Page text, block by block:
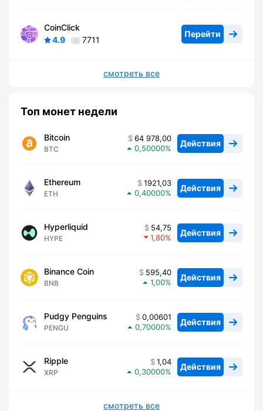
CoinClick
4.9
7711
Перейти
смотреть все
Топ монет недели
Bitcoin
BTC
64 978,00
0,50000
Действия
Ethereum
ETH
1921,03
0,40000
Действия
Hyperliquid
HYPE
54,75
1,80
Действия
Binance Coin
BNB
595,40
1,00
Действия
Pudgy Penguins
PENGU
0,00601
0,70000
Действия
Ripple
XRP
1,04
0,30000
Действия
смотреть все